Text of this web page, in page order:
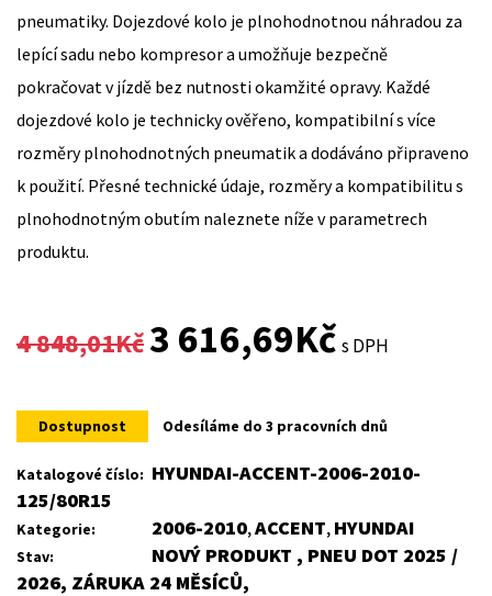
pneumatiky. Dojezdové kolo je plnohodnotnou náhradou za
lepící sadu nebo kompresor a umožňuje bezpečně
pokračovat v jízdě bez nutnosti okamžité opravy. Každé
dojezdové kolo je technicky ověřeno, kompatibilní s více
rozměry plnohodnotných pneumatik a dodáváno připraveno
k použití. Přesné technické údaje, rozměry a kompatibilitu s
plnohodnotným obutím naleznete níže v parametrech
produktu.
4 848,01Kč
Original
was:
4
3 616,69KčCurrent
is:
3
s DPH
Dostupnost Odesíláme do 3 pracovních dnů
Katalogové číslo: HYUNDAI-ACCENT-2006-2010-
125/80R15
Kategorie: 2006-2010,ACCENT, HYUNDAI
Stav:
NOVÝ PRODUKT , PNEU DOT 2025 /
2026, ZÁRUKA 24 MĚSÍCŮ,